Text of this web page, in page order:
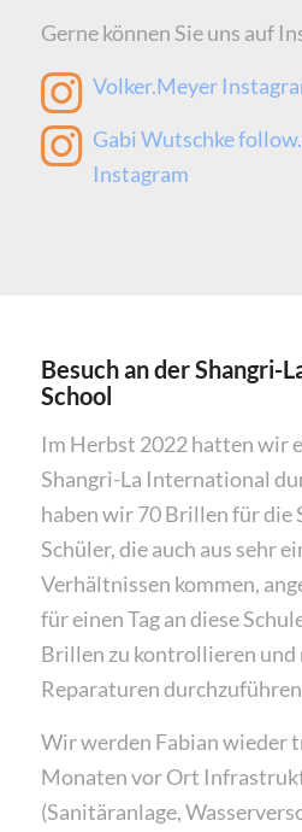
Gerne können Sie uns auf
Volker.Meyer
Gabi Wutschke
Instagram
Besuch an der Shangri-
School
Im Herbst 2022 hatten wir
Shangri-La International
haben wir 70 Brillen für die
Schüler, die auch aus sehr
Verhältnissen kommen,
für einen Tag an diese
Brillen zu kontrollieren
Reparaturen
Wir werden Fabian wieder
Monaten vor Ort
(Sanitäranlage,